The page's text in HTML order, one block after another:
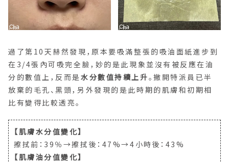
過了第10天赫然發現，原本要吸滿整張的吸油面紙進步到
分的數值上，反而是水分數值持續上升。撇開特派員已半
放棄的毛孔、黑頭，另外發現的是此時期的肌膚和初期相
比有變得比較透亮。
【肌膚水分值變化】
擦拭前：39％→擦拭後：47%→4小時後：43%
【肌膚油分值變化】
擦拭後：21%→4小時後：42%